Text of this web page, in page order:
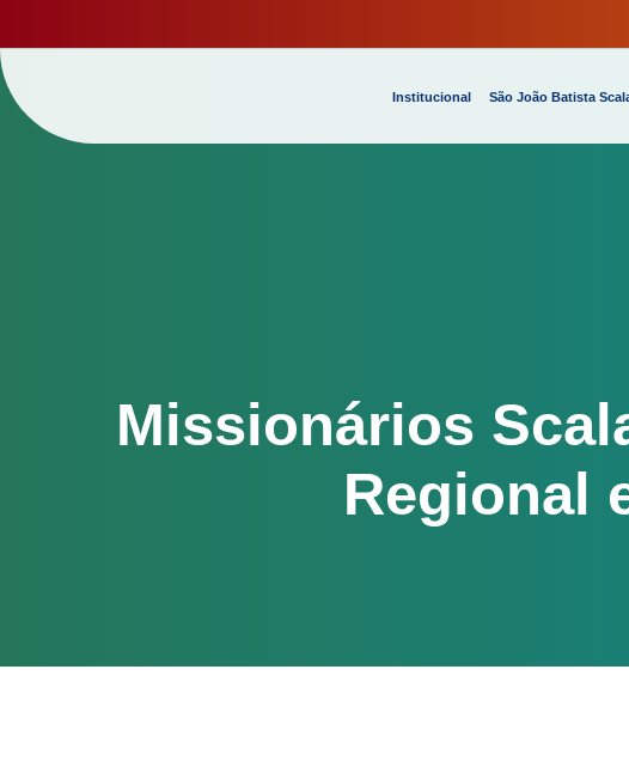
Institucional São João Batista
Missionários
Regional